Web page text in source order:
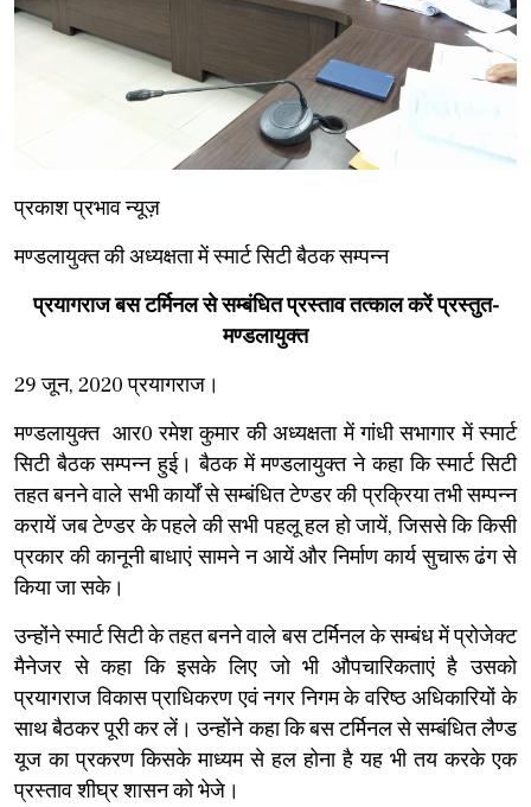
प्रकाश प्रभाव न्यूज़
मण्डलायुक्त की अध्यक्षता में स्मार्ट सिटी बैठक सम्पन्न
प्रयागराज बस टर्मिनल से सम्बंधित प्रस्ताव तत्काल करें प्रस्तुत-
मण्डलायुक्त
29 जून, 2020 प्रयागराज।
मण्डलायुक्त आर0 रमेश कुमार की अध्यक्षता में गांधी सभागार में स्मार्ट
सिटी बैठक सम्पन्न हुई। बैठक में मण्डलायुक्त ने कहा कि स्मार्ट सिटी
तहत बनने वाले सभी कार्यों से सम्बंधित टेण्डर की प्रक्रिया तभी सम्पन्न
करायें जब टेण्डर के पहले की सभी पहलू हल हो जायें, जिससे कि किसी
प्रकार की कानूनी बाधाएं सामने न आयें और निर्माण कार्य सुचारू ढंग से
किया जा सके।
उन्होंने स्मार्ट सिटी के तहत बनने वाले बस टर्मिनल के सम्बंध में प्रोजेक्ट
मैनेजर से कहा कि इसके लिए जो भी औपचारिकताएं है उसको
प्रयागराज विकास प्राधिकरण एवं नगर निगम के वरिष्ठ अधिकारियों के
साथ बैठकर पूरी कर लें। उन्होंने कहा कि बस टर्मिनल से सम्बंधित लैण्ड
यूज का प्रकरण किसके माध्यम से हल होना है यह भी तय करके एक
प्रस्ताव शीघ्र शासन को भेजे।